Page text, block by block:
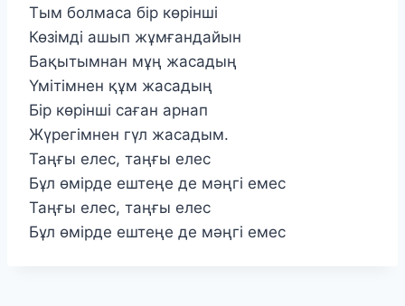
Тым болмаса бір көрінші
Көзімді ашып жұмғандайын
Бақытымнан мұң жасадың
Үмітімнен құм жасадың
Бір көрінші саған арнап
Жүрегімнен гүл жасадым.
Таңғы елес, таңғы елес
Бұл өмірде ештеңе де мәңгі емес
Таңғы елес, таңғы елес
Бұл өмірде ештеңе де мәңгі емес